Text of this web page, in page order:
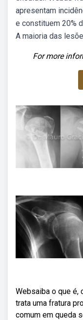
apresentam
e constituem 20%
A maioria das
For more
Websaiba o que é,
trata uma fratura
comum em queda